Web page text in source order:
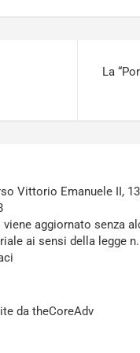
La
Vittorio Emanuele II,
aggiornato senza
ai sensi della legge n.
da theCoreAdv